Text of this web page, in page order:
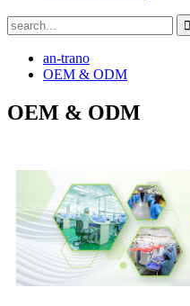
an-trano
OEM & ODM
OEM & ODM